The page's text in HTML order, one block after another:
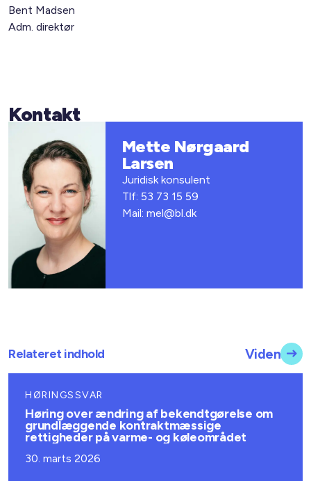
Bent Madsen
Adm. direktør
Kontakt
Mette Nørgaard
Larsen
Juridisk konsulent
Tlf: 53 73 15 59
Mail: mel@bl.dk
Relateret indhold Viden
HØRINGSSVAR
Høring over ændring af bekendtgørelse om
grundlæggende kontraktmæssige
rettigheder på varme- og køleområdet
30. marts 2026